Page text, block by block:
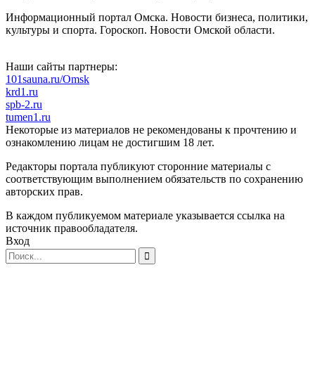
Информационный портал Омска. Новости бизнеса, политики,
культуры и спорта. Гороскоп. Новости Омской области.
Наши сайты партнеры:
101sauna.ru/Omsk
krd1.ru
spb-2.ru
tumen1.ru
Некоторые из материалов не рекомендованы к прочтению и
ознакомлению лицам не достигшим 18 лет.
Редакторы портала публикуют сторонние материалы с
соответствующим выполнением обязательств по сохранению
авторских прав.
В каждом публикуемом материале указывается ссылка на
источник правообладателя.
Вход